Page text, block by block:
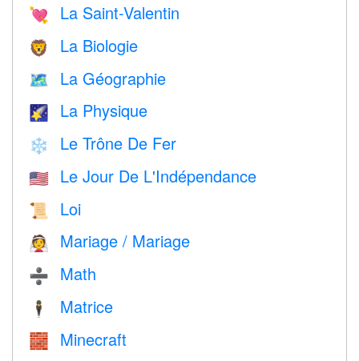
💘 La Saint-Valentin
🦁 La Biologie
🗺 La Géographie
🌠 La Physique
❄️ Le Trône De Fer
🇺🇸 Le Jour De L'Indépendance
📜 Loi
👰 Mariage / Mariage
➗ Math
🕴️ Matrice
🧱 Minecraft